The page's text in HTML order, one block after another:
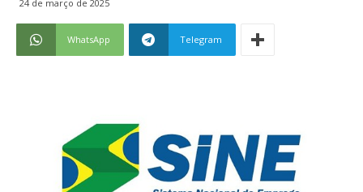
24 de março de 2025
WhatsApp Telegram